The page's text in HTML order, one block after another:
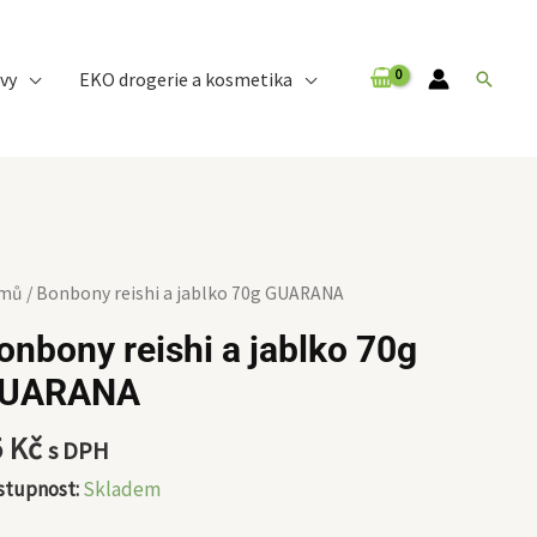
EKO drogerie a kosmetika Hledat
/ Bonbony reishi a jablko 70g GUARANA
reishi a jablko 70g
Kčs DPH
Skladem